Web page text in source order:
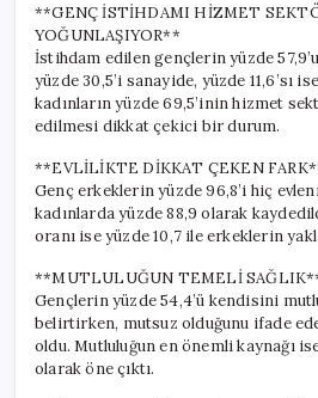
**GENÇ İSTİHDAMI HİZMET
YOĞUNLAŞIYOR**
İstihdam edilen gençlerin yüzde
yüzde 30,5’i sanayide, yüzde 11,6’sı
kadınların yüzde 69,5’inin hizmet
edilmesi dikkat çekici bir durum.
**EVLİLİKTE DİKKAT ÇEKEN
Genç erkeklerin yüzde 96,8’i hiç
kadınlarda yüzde 88,9 olarak
oranı ise yüzde 10,7 ile erkeklerin
**MUTLULUĞUN TEMELİ
Gençlerin yüzde 54,4’ü kendisini
belirtirken, mutsuz olduğunu ifade
oldu. Mutluluğun en önemli kaynağı
olarak öne çıktı.